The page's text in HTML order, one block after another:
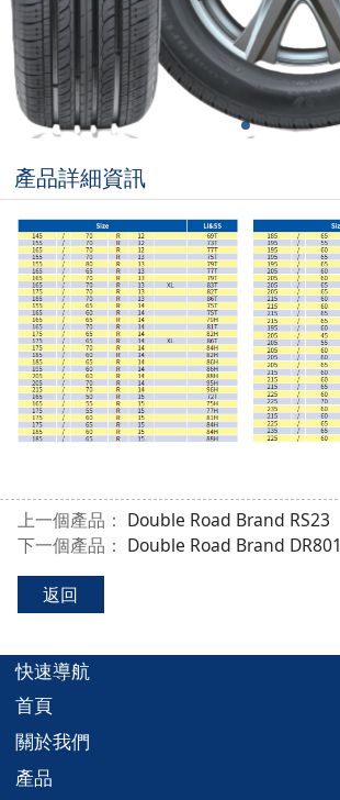
產品詳細資訊
上一個產品： Double Road Brand RS23
下一個產品： Double Road Brand DR801
返回
快速導航
首頁
關於我們
產品